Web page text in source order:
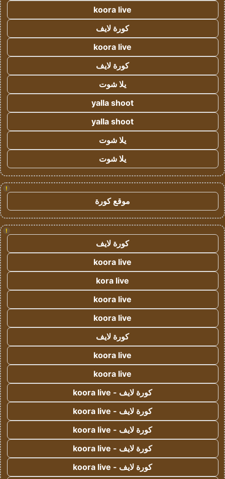
koora live
كورة لايف
koora live
كورة لايف
يلا شوت
yalla shoot
yalla shoot
يلا شوت
يلا شوت
!
موقع كورة
!
كورة لايف
koora live
kora live
koora live
koora live
كورة لايف
koora live
koora live
كورة لايف - koora live
كورة لايف - koora live
كورة لايف - koora live
كورة لايف - koora live
كورة لايف - koora live